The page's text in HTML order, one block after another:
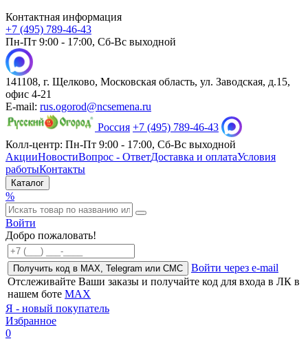
Контактная информация
+7 (495) 789-46-43
Пн-Пт 9:00 - 17:00, Сб-Вс выходной
141108, г. Щелково, Московская область, ул. Заводская, д.15,
офис 4-21
E-mail: rus.ogorod@ncsemena.ru
Россия +7 (495) 789-46-43
Колл-центр: Пн-Пт 9:00 - 17:00, Сб-Вс выходной
АкцииНовостиВопрос - ОтветДоставка и оплатаУсловия
работыКонтакты
Каталог
%
Войти
Добро пожаловать!
Получить код в MAX, Telegram или СМС
Войти через e-mail
Отслеживайте Ваши заказы и получайте код для входа в ЛК в
нашем боте MAX
Я - новый покупатель
Избранное
0